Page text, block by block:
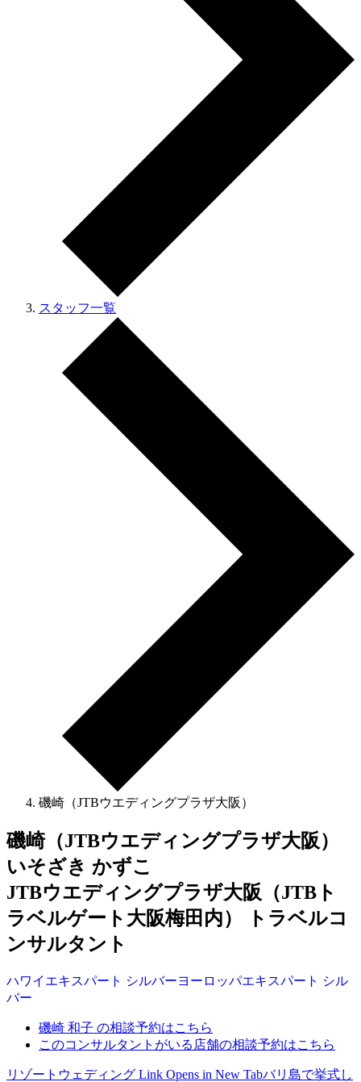
スタッフ一覧
磯崎（JTBウエディングプラザ大阪）
磯崎（JTBウエディングプラザ大阪）
いそざき かずこ
JTBウエディングプラザ大阪（JTBト
ラベルゲート大阪梅田内） トラベルコ
ンサルタント
ハワイ エキスパート シルバーヨーロッパエキスパート シル
バー
磯崎 和子 の相談予約はこちら
このコンサルタントがいる店舗の相談予約はこちら
リゾートウェディング Link Opens in New Tabバリ島で挙式し